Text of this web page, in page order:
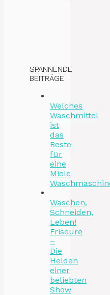
SPANNENDE
BEITRÄGE
Welches
Waschmittel
ist
das
Beste
für
eine
Miele
Waschen,
Schneiden,
Leben!
Friseure
–
Die
Helden
einer
beliebten
Show